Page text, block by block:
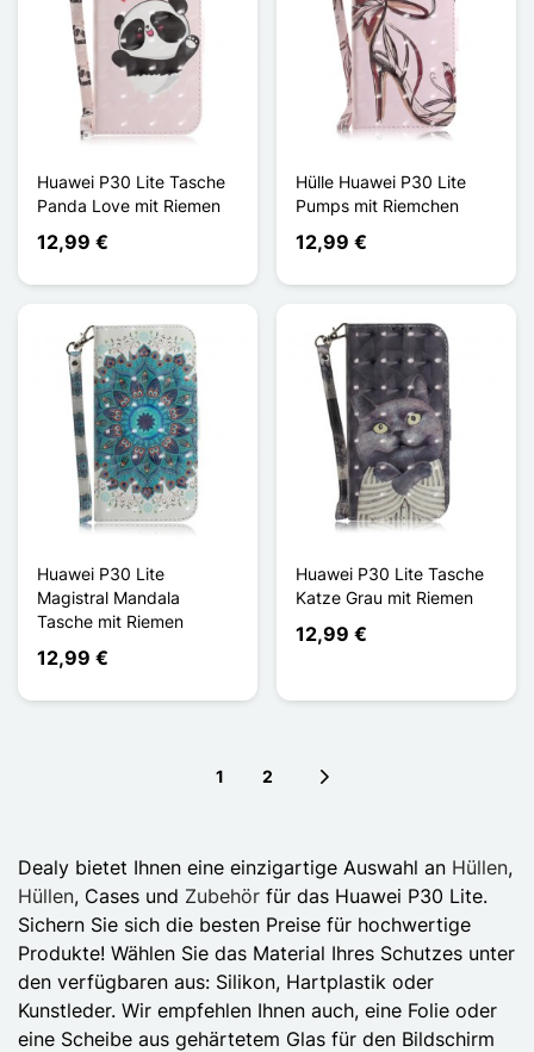
Huawei P30 Lite Tasche
Panda Love mit Riemen
12,99 €
Hülle Huawei P30 Lite
Pumps mit Riemchen
12,99 €
Huawei P30 Lite
Magistral Mandala
Tasche mit Riemen
12,99 €
Huawei P30 Lite Tasche
Katze Grau mit Riemen
12,99 €
1 2
Dealy bietet Ihnen eine einzigartige Auswahl an Hüllen,
Hüllen, Cases und Zubehör für das Huawei P30 Lite.
Sichern Sie sich die besten Preise für hochwertige
Produkte! Wählen Sie das Material Ihres Schutzes unter
den verfügbaren aus: Silikon, Hartplastik oder
Kunstleder. Wir empfehlen Ihnen auch, eine Folie oder
eine Scheibe aus gehärtetem Glas für den Bildschirm